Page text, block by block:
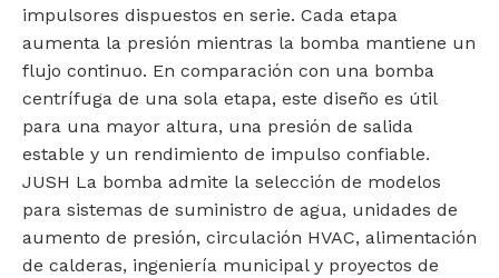
impulsores dispuestos en serie. Cada etapa
aumenta la presión mientras la bomba mantiene un
flujo continuo. En comparación con una bomba
centrífuga de una sola etapa, este diseño es útil
para una mayor altura, una presión de salida
estable y un rendimiento de impulso confiable.
JUSH La bomba admite la selección de modelos
para sistemas de suministro de agua, unidades de
aumento de presión, circulación HVAC, alimentación
de calderas, ingeniería municipal y proyectos de